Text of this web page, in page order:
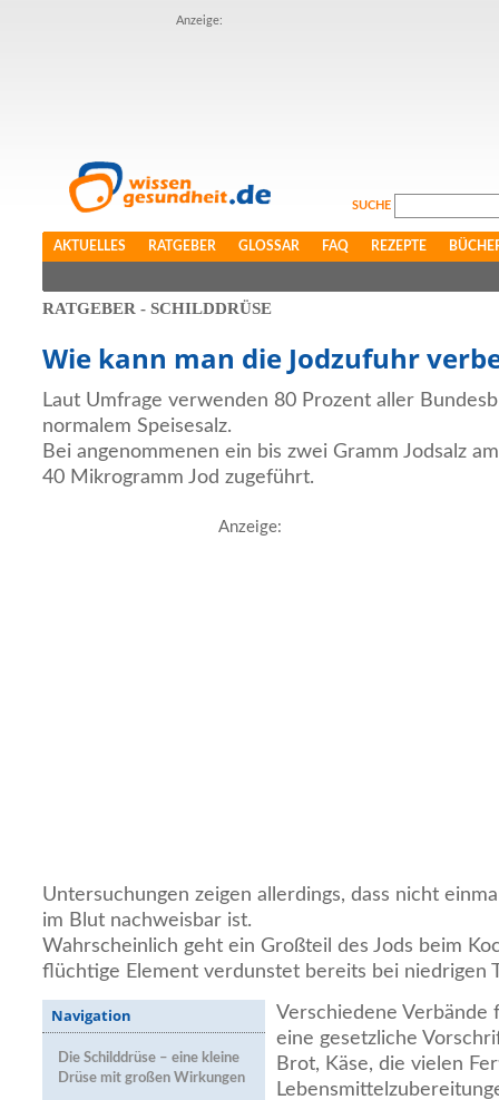
Anzeige:
SUCHE
AKTUELLES RATGEBER GLOSSAR FAQ REZEPTE
RATGEBER - SCHILDDRÜSE
Wie kann man die Jodzufuhr
Laut Umfrage verwenden 80 Prozent aller
normalem Speisesalz.
Bei angenommenen ein bis zwei Gramm Jodsalz
40 Mikrogramm Jod zugeführt.
Anzeige:
Untersuchungen zeigen allerdings, dass nicht
im Blut nachweisbar ist.
Wahrscheinlich geht ein Großteil des Jods beim
flüchtige Element verdunstet bereits bei niedrigen
Navigation
Die Schilddrüse – eine kleine
Drüse mit großen Wirkungen
Verschiedene Verbände
eine gesetzliche
Brot, Käse, die vielen